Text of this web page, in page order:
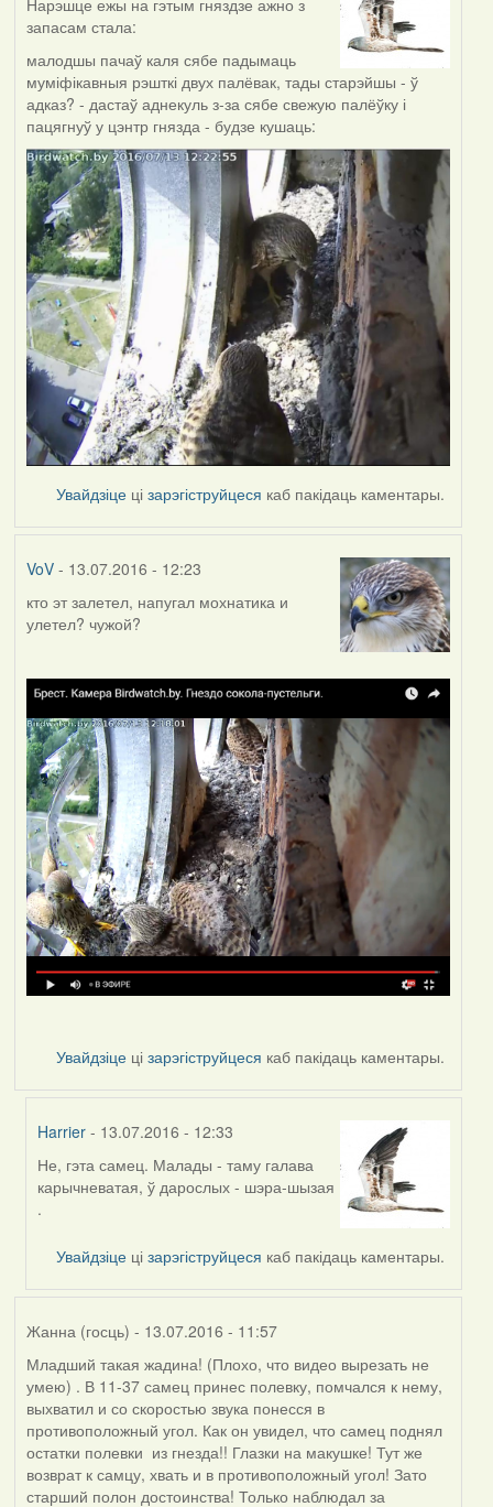
запасам стала:
малодшы пачаў каля сябе падымаць
муміфікавныя рэшткі двух палёвак, тады старэйшы - ў
адказ? - дастаў аднекуль з-за сябе свежую палёўку і
пацягнуў у цэнтр гнязда - будзе кушаць:
Увайдзіце цізарэгіструйцеся каб пакідаць каментары.
VoV- 13.07.2016 - 12:23
кто эт залетел, напугал мохнатика и
улетел? чужой?
Увайдзіце цізарэгіструйцеся каб пакідаць каментары.
Harrier - 13.07.2016 - 12:33
In
reply
to
VoV
Не, гэта самец. Малады - таму галава
карычневатая, ў дарослых - шэра-шызая
.
Увайдзіце цізарэгіструйцеся каб пакідаць каментары.
Жанна (госць) - 13.07.2016 - 11:57
Младший такая жадина! (Плохо, что видео вырезать не
умею) . В 11-37 самец принес полевку, помчался к нему,
выхватил и со скоростью звука понесся в
противоположный угол. Как он увидел, что самец поднял
остатки полевки из гнезда!! Глазки на макушке! Тут же
возврат к самцу, хвать и в противоположный угол! Зато
старший полон достоинства! Только наблюдал за